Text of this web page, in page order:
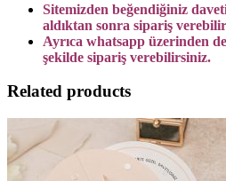
Sitemizden beğendiğiniz
aldıktan sonra sipariş
Ayrıca whatsapp üzerinden
şekilde sipariş verebilirsiniz.
Related products